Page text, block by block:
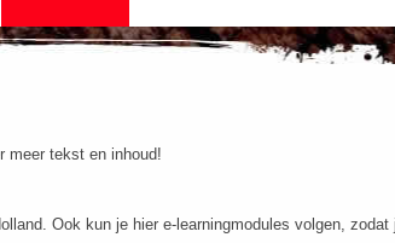
meer tekst en inhoud!
Ook kun je hier e-learningmodules volgen,